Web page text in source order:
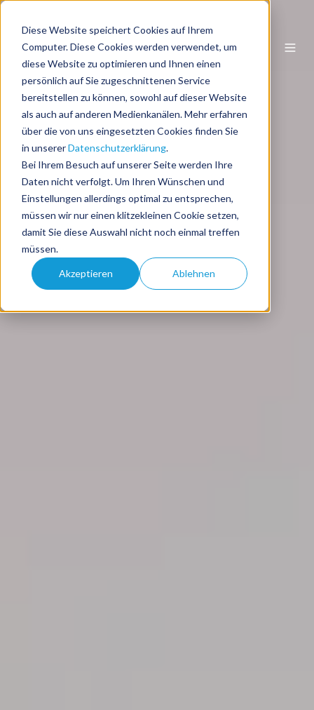
Diese Website speichert Cookies auf Ihrem
Computer. Diese Cookies werden verwendet, um
diese Website zu optimieren und Ihnen einen
persönlich auf Sie zugeschnittenen Service
bereitstellen zu können, sowohl auf dieser Website
als auch auf anderen Medienkanälen. Mehr erfahren
über die von uns eingesetzten Cookies finden Sie
in unsererDatenschutzerklärung.
Bei Ihrem Besuch auf unserer Seite werden Ihre
Daten nicht verfolgt. Um Ihren Wünschen und
Einstellungen allerdings optimal zu entsprechen,
müssen wir nur einen klitzekleinen Cookie setzen,
damit Sie diese Auswahl nicht noch einmal treffen
müssen.
Akzeptieren Ablehnen
DE